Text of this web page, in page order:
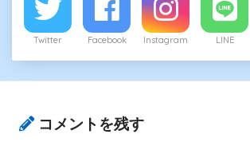
Twitter Facebook Instagram LINE
コメントを残す